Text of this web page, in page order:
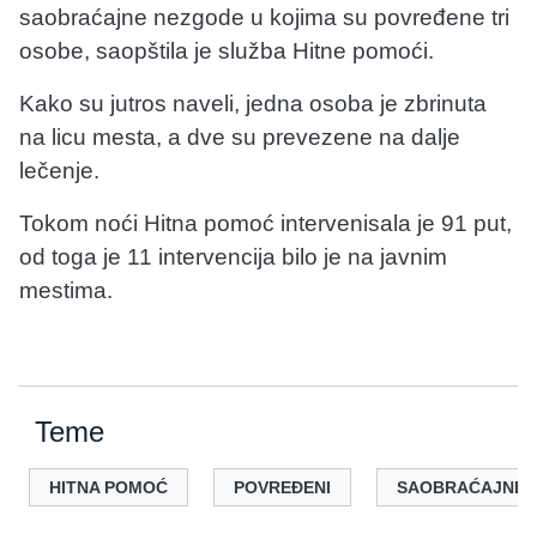
saobraćajne nezgode u kojima su povređene tri
osobe, saopštila je služba Hitne pomoći.
Kako su jutros naveli, jedna osoba je zbrinuta
na licu mesta, a dve su prevezene na dalje
lečenje.
Tokom noći Hitna pomoć intervenisala je 91 put,
od toga je 11 intervencija bilo je na javnim
mestima.
Teme
HITNA POMOĆ POVREĐENI SAOBRAĆAJNE